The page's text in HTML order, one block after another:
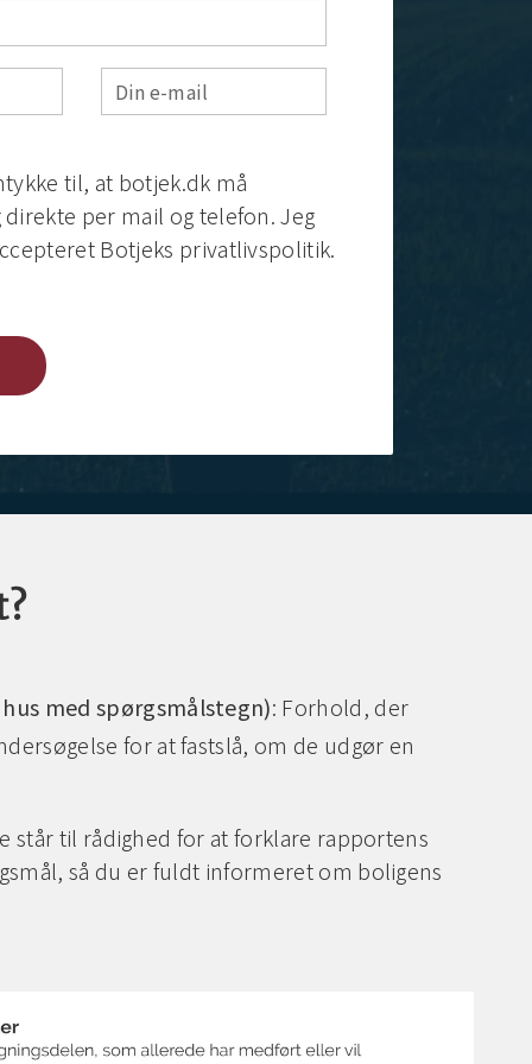
Din e-mail
til, at botjek.dk må
per mail og telefon. Jeg
Botjeks privatlivspolitik.
med spørgsmålstegn): Forhold, der
for at fastslå, om de udgør en
står til rådighed for at forklare rapportens
så du er fuldt informeret om boligens